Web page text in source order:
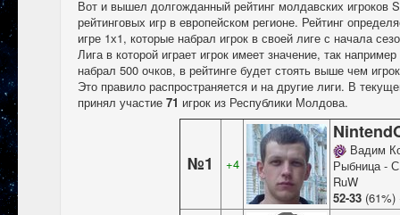
Вот и вышел долгожданный рейтинг молдавских игроков
рейтинговых игр в европейском регионе. Рейтинг
игре 1х1, которые набрал игрок в своей лиге с начала
Лига в которой играет игрок имеет значение, так
набрал 500 очков, в рейтинге будет стоять выше чем
Это правило распространяется и на другие лиги. В
принял участие 71 игрок из Республики Молдова.
№1 +4
Вадим
Рыбница -
RuW
52-33 (61%)